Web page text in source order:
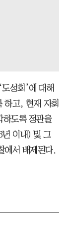
성회’에 대해
하고, 현재 자회
하도록 정관을
년 이내) 및 그
에서 배제된다.